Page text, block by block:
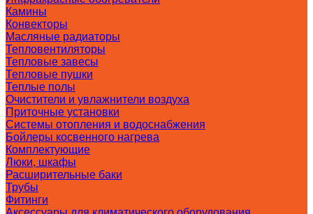
Камины
Конвекторы
Масляные радиаторы
Тепловентиляторы
Тепловые завесы
Тепловые пушки
Теплые полы
Очистители и увлажнители воздуха
Приточные установки
Системы отопления и водоснабжения
Бойлеры косвенного нагрева
Комплектующие
Люки, шкафы
Расширительные баки
Трубы
Фитинги